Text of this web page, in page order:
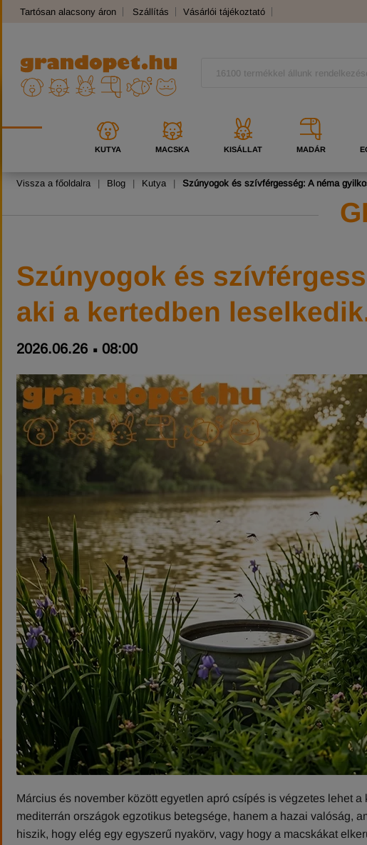
Tartósan alacsony áron Szállítás Vásárlói tájékoztató
KUTYA MACSKA KISÁLLAT MADÁR
Vissza a főoldalra | Blog | Kutya | Szúnyogok és szívférgesség: A néma
Szúnyogok és
aki a kertedben
2026.06.26 08:00
Március és november között egyetlen apró csípés is végzetes lehet
mediterrán országok egzotikus betegsége, hanem a hazai valóság,
hiszik, hogy elég egy egyszerű nyakörv, vagy hogy a macskákat